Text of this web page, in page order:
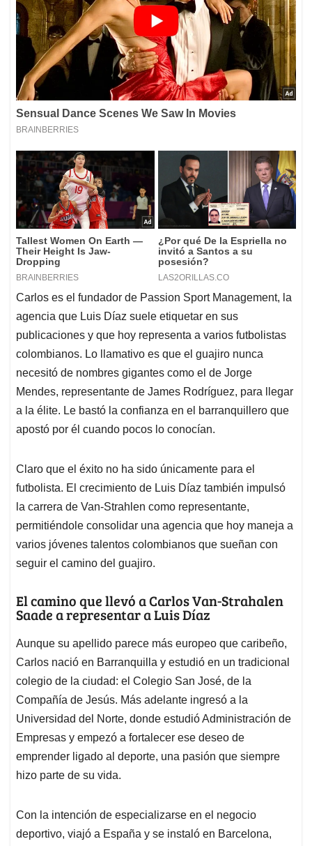
Carlos es el fundador de Passion Sport Management, la
agencia que Luis Díaz suele etiquetar en sus
publicaciones y que hoy representa a varios futbolistas
colombianos. Lo llamativo es que el guajiro nunca
necesitó de nombres gigantes como el de Jorge
Mendes, representante de James Rodríguez, para llegar
a la élite. Le bastó la confianza en el barranquillero que
apostó por él cuando pocos lo conocían.
Claro que el éxito no ha sido únicamente para el
futbolista. El crecimiento de Luis Díaz también impulsó
la carrera de Van-Strahlen como representante,
permitiéndole consolidar una agencia que hoy maneja a
varios jóvenes talentos colombianos que sueñan con
seguir el camino del guajiro.
El camino que llevó a Carlos Van-Strahalen
Saade a representar a Luis Díaz
Aunque su apellido parece más europeo que caribeño,
Carlos nació en Barranquilla y estudió en un tradicional
colegio de la ciudad: el Colegio San José, de la
Compañía de Jesús. Más adelante ingresó a la
Universidad del Norte, donde estudió Administración de
Empresas y empezó a fortalecer ese deseo de
emprender ligado al deporte, una pasión que siempre
hizo parte de su vida.
Con la intención de especializarse en el negocio
deportivo, viajó a España y se instaló en Barcelona,